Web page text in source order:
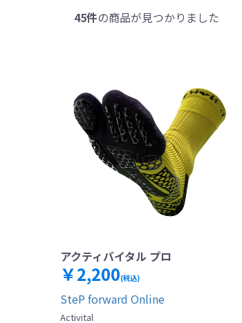
45件の商品が見つかりました
アクティバイタル プロ
￥2,200(税込)
SteP forward Online
Activital